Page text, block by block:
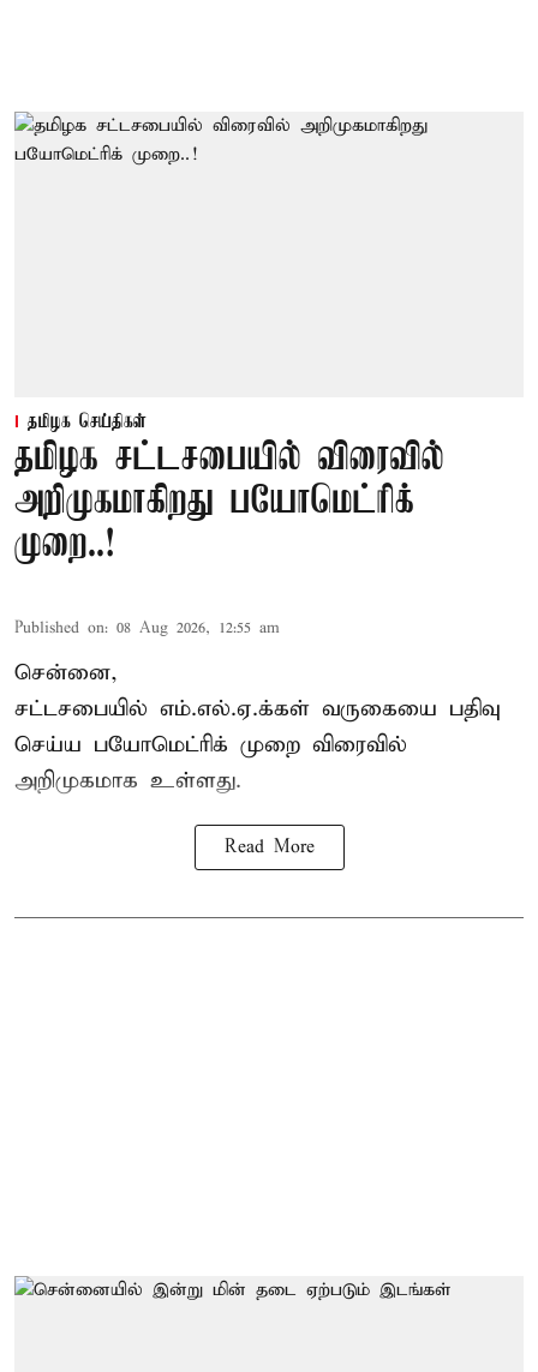
தமிழக செய்திகள்
தமிழக சட்டசபையில் விரைவில்
அறிமுகமாகிறது பயோமெட்ரிக்
முறை..!
Published on: 08 Aug 2026, 12:55 am
சென்னை,
சட்டசபையில் எம்.எல்.ஏ.க்கள் வருகையை பதிவு
செய்ய பயோமெட்ரிக் முறை விரைவில்
அறிமுகமாக உள்ளது.
Read More